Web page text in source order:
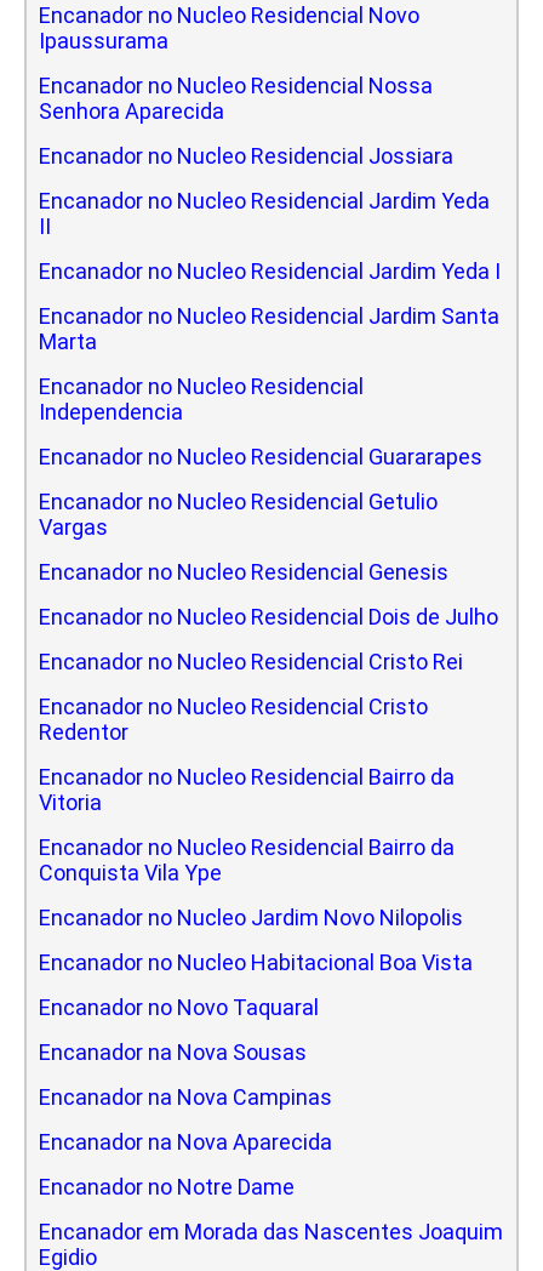
Encanador no Nucleo Residencial Novo
Ipaussurama
Encanador no Nucleo Residencial Nossa
Senhora Aparecida
Encanador no Nucleo Residencial Jossiara
Encanador no Nucleo Residencial Jardim Yeda
II
Encanador no Nucleo Residencial Jardim Yeda I
Encanador no Nucleo Residencial Jardim Santa
Marta
Encanador no Nucleo Residencial
Independencia
Encanador no Nucleo Residencial Guararapes
Encanador no Nucleo Residencial Getulio
Vargas
Encanador no Nucleo Residencial Genesis
Encanador no Nucleo Residencial Dois de Julho
Encanador no Nucleo Residencial Cristo Rei
Encanador no Nucleo Residencial Cristo
Redentor
Encanador no Nucleo Residencial Bairro da
Vitoria
Encanador no Nucleo Residencial Bairro da
Conquista Vila Ype
Encanador no Nucleo Jardim Novo Nilopolis
Encanador no Nucleo Habitacional Boa Vista
Encanador no Novo Taquaral
Encanador na Nova Sousas
Encanador na Nova Campinas
Encanador na Nova Aparecida
Encanador no Notre Dame
Encanador em Morada das Nascentes Joaquim
Egidio